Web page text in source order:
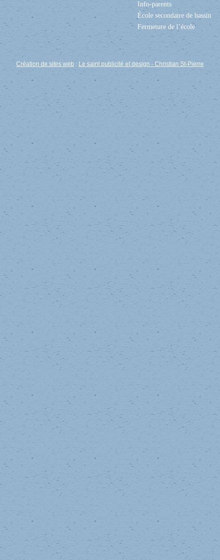
Info-parents
École secondaire de bassin
Fermeture de l’école
Création de sites web : Le saint publicité et design - Christian St-Pierre